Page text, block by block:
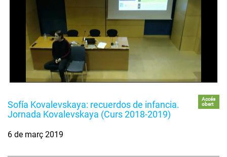
Sofía Kovalevskaya: recuerdos de infancia.
Jornada Kovalevskaya (Curs 2018-2019)
Accés
obert
6 de març 2019